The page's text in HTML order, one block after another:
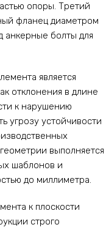
опоры. Третий
фланец диаметром
анкерные болты для
является
отклонения в длине
к нарушению
угрозу устойчивости
выполняется
шаблонов и
до миллиметра.
к плоскости
строго